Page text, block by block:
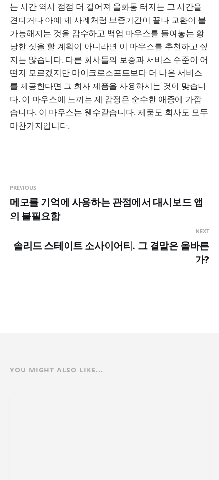
는 시간 역시 점점 더 길어져 울화통 터지는 그 시간을
견디거나 아예 제 사례처럼 보증기간이 끝나 교환이 불
가능해지는 것을 감수하고 백업 마우스를 들여놓는 황
당한 짓을 할 계획이 아니라면 이 마우스를 추천하고 싶
지는 않습니다. 다른 회사들의 보증과 서비스 수준이 어
떤지 모르겠지만 마이크로소프트보다 더 나은 서비스
를 제공한다면 그 회사 제품을 사용하시는 것이 맞습니
다. 이 마우스에 느끼는 제 감정은 순수한 애증에 가깝
습니다. 이 마우스는 웬수같습니다. 제품도 회사도 모두
마찬가지입니다.
PREVIOUS
메모를 기억에 사용하는 관점에서 대시보드 앱
의 불필요함
NEXT
솔리드 스테이트 소사이어티. 그 결말은 올바른
가?
YOU MIGHT ALSO LIKE...